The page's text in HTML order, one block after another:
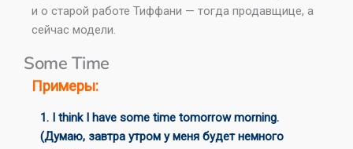
и о старой работе Тиффани — тогда продавщице, а
сейчас модели.
Some Time
Примеры:
1. I think I have some time tomorrow morning.
(Думаю, завтра утром у меня будет немного